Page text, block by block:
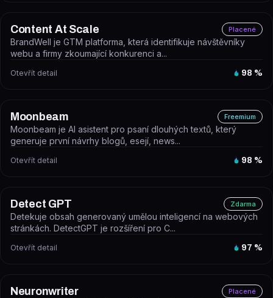
Content At Scale Placené
BrandWell je GTM platforma, která identifikuje návštěvníky
webu a firmy zkoumající konkurenci a...
Otevřít detail 98 %
Moonbeam Freemium
Moonbeam je AI asistent pro psaní dlouhých textů, který
generuje první návrhy blogů, esejí, news...
Otevřít detail 98 %
Detect GPT Zdarma
Detekuje obsah generovaný umělou inteligencí na webových
stránkách. DetectGPT je rozšíření pro C...
Otevřít detail 97 %
Neuronwriter Placené